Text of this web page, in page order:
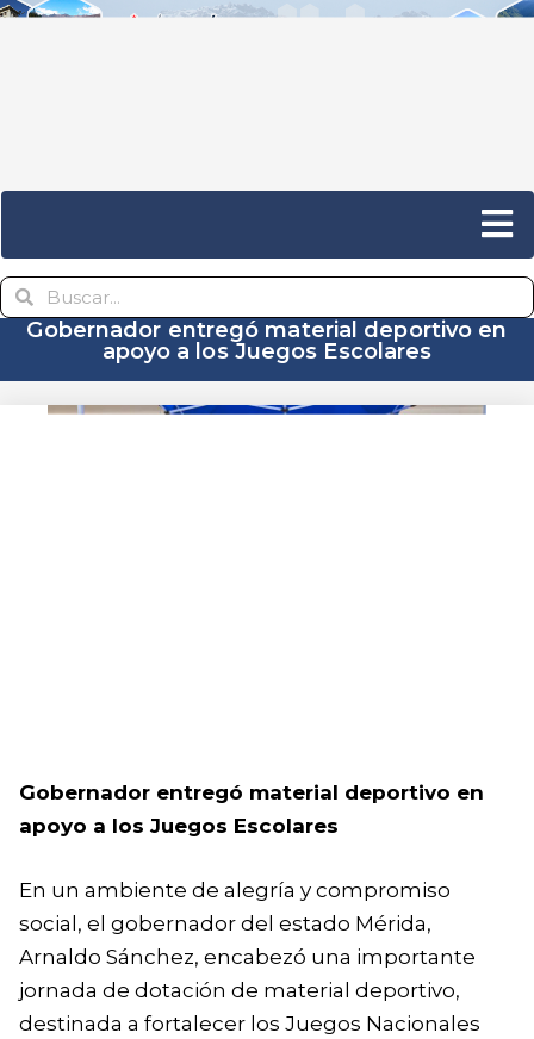
Gobernador entregó material deportivo en
apoyo a los Juegos Escolares
Gobernador entregó material deportivo en
apoyo a los Juegos Escolares
En un ambiente de alegría y compromiso
social, el gobernador del estado Mérida,
Arnaldo Sánchez, encabezó una importante
jornada de dotación de material deportivo,
destinada a fortalecer los Juegos Nacionales